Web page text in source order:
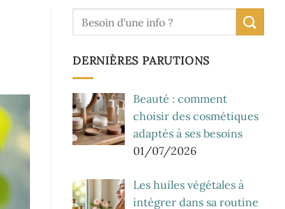
DERNIÈRES PARUTIONS
Beauté : comment
choisir des cosmétiques
adaptés à ses besoins
01/07/2026
Les huiles végétales à
intégrer dans sa routine